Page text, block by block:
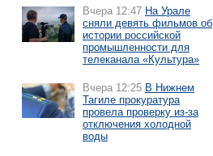
Вчера 12:47 На Урале
сняли девять фильмов об
истории российской
промышленности для
телеканала «Культура»
Вчера 12:25 В Нижнем
Тагиле прокуратура
провела проверку из-за
отключения холодной
воды